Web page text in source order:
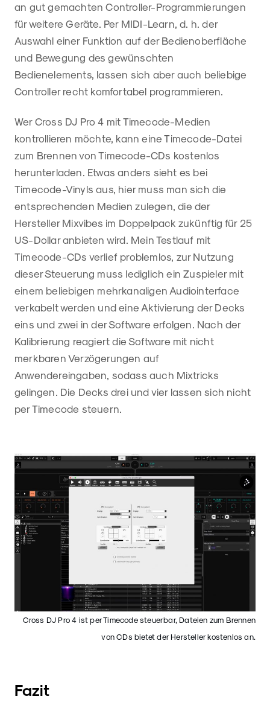
an gut gemachten Controller-Programmierungen
für weitere Geräte. Per MIDI-Learn, d. h. der
Auswahl einer Funktion auf der Bedienoberfläche
und Bewegung des gewünschten
Bedienelements, lassen sich aber auch beliebige
Controller recht komfortabel programmieren.
Wer Cross DJ Pro 4 mit Timecode-Medien
kontrollieren möchte, kann eine Timecode-Datei
zum Brennen von Timecode-CDs kostenlos
herunterladen. Etwas anders sieht es bei
Timecode-Vinyls aus, hier muss man sich die
entsprechenden Medien zulegen, die der
Hersteller Mixvibes im Doppelpack zukünftig für 25
US-Dollar anbieten wird. Mein Testlauf mit
Timecode-CDs verlief problemlos, zur Nutzung
dieser Steuerung muss lediglich ein Zuspieler mit
einem beliebigen mehrkanaligen Audiointerface
verkabelt werden und eine Aktivierung der Decks
eins und zwei in der Software erfolgen. Nach der
Kalibrierung reagiert die Software mit nicht
merkbaren Verzögerungen auf
Anwendereingaben, sodass auch Mixtricks
gelingen. Die Decks drei und vier lassen sich nicht
per Timecode steuern.
Cross DJ Pro 4 ist per Timecode steuerbar, Dateien zum Brennen
von CDs bietet der Hersteller kostenlos an.
Fazit